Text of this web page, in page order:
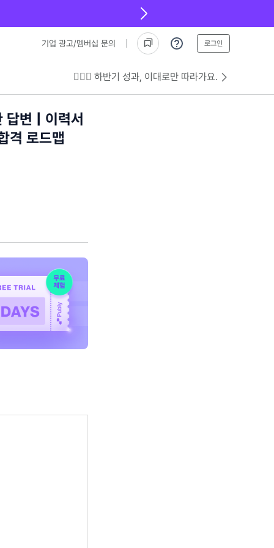
기업 광고/멤버십 문의 로그인
💁🏻‍♂️ 하반기 성과, 이대로만 따라가요.
답변 | 이력서
격 로드맵